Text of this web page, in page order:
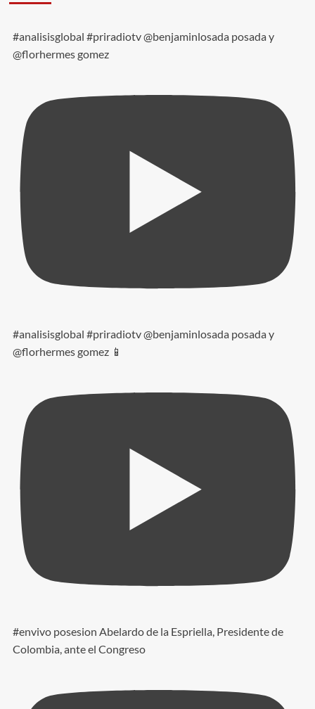
#analisisglobal #priradiotv @benjaminlosada posada y
@florhermes gomez
#analisisglobal #priradiotv @benjaminlosada posada y
@florhermes gomez 📱
#envivo posesion Abelardo de la Espriella, Presidente de
Colombia, ante el Congreso